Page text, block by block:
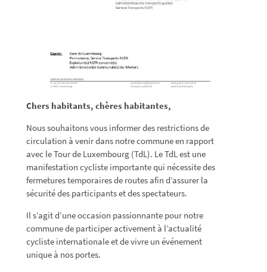
Chers habitants, chères habitantes,
Nous souhaitons vous informer des restrictions de
circulation à venir dans notre commune en rapport
avec le Tour de Luxembourg (TdL). Le TdL est une
manifestation cycliste importante qui nécessite des
fermetures temporaires de routes afin d’assurer la
sécurité des participants et des spectateurs.
Il s’agit d’une occasion passionnante pour notre
commune de participer activement à l’actualité
cycliste internationale et de vivre un événement
unique à nos portes.